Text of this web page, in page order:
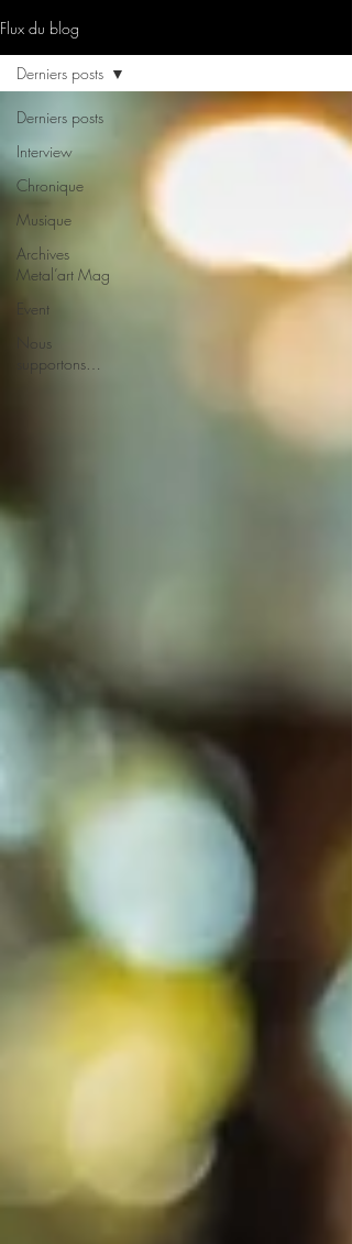
Flux du blog
Derniers posts
Interview
Chronique
Musique
Archives
Metal’art Mag
Event
Nous
supportons…
Derniers posts